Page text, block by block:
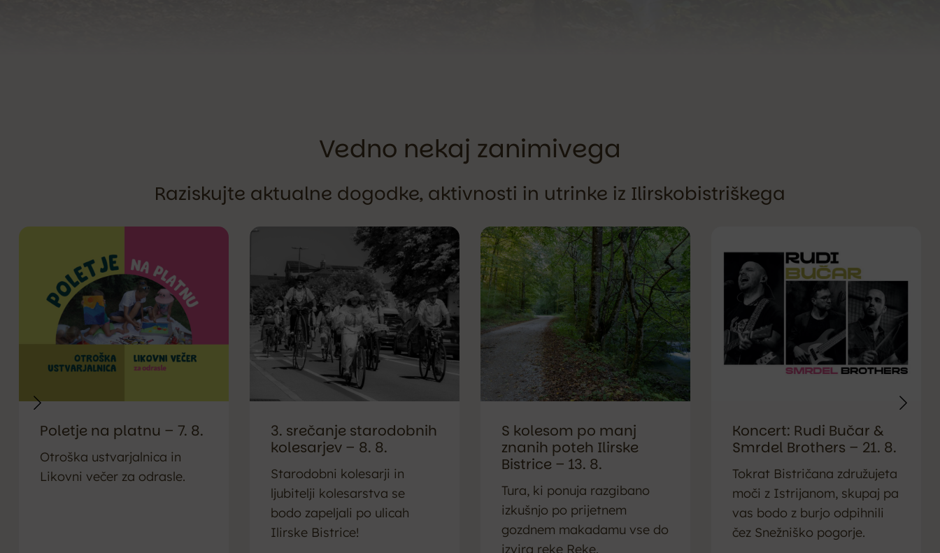
Vedno nekaj zanimivega
Raziskujte aktualne dogodke, aktivnosti in utrinke iz Ilirskobistriškega
Poletje na platnu – 7. 8.
Otroška ustvarjalnica in
Likovni večer za odrasle.
3. srečanje starodobnih
kolesarjev – 8. 8.
Starodobni kolesarji in
ljubitelji kolesarstva se
bodo zapeljali po ulicah
Ilirske Bistrice!
S kolesom po manj
znanih poteh Ilirske
Bistrice – 13. 8.
Tura, ki ponuja razgibano
izkušnjo po prijetnem
gozdnem makadamu vse do
izvira reke Reke.
Koncert: Rudi Bučar &
Smrdel Brothers – 21. 8.
Tokrat Bistričana združujeta
moči z Istrijanom, skupaj pa
vas bodo z burjo odpihnili
čez Snežniško pogorje.